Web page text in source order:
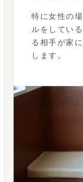
特に女性の
ルをしてい
る相手が家
します。